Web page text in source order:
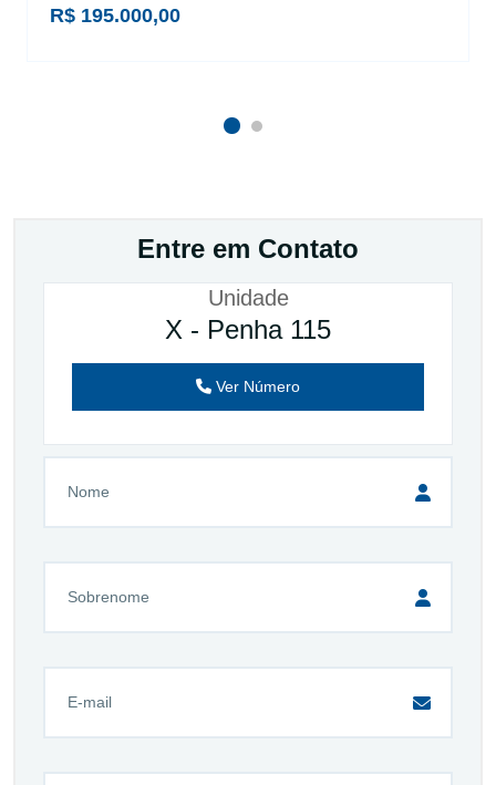
R$ 195.000,00
Entre em Contato
Unidade
X - Penha 115
Ver Número